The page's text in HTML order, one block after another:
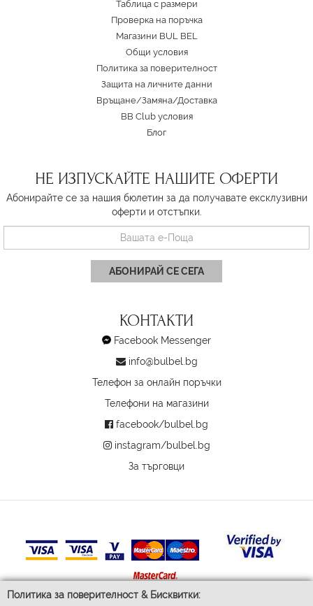
Политика за поверителност & Бисквитки:
Таблица с размери
Проверка на поръчка
Магазини BUL BEL
Oбщи условия
Политика за поверителност
Защита на личните данни
Връщане/Замяна/Доставка
BB Club условия
Блог
НЕ ИЗПУСКАЙТЕ НАШИТЕ ОФЕРТИ
Абонирайте се за нашия бюлетин за да получавате ексклузивни
оферти и отстъпки.
АБОНИРАЙ СЕ СЕГА
КОНТАКТИ
Facebook Messenger
info@bulbel.bg
Телефон за онлайн поръчки
Телефони на магазини
facebook/bulbel.bg
instagram/bulbel.bg
За търговци